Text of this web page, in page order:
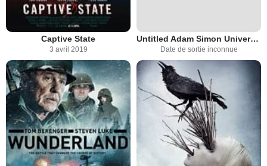
Captive State
3 avril 2019
Untitled Adam Simon Universal Cable Project
Date de sortie inconnue